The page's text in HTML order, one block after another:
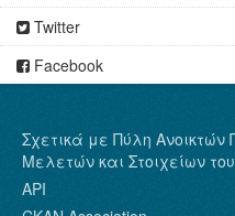
Twitter
Facebook
Σχετικά με Πύλη
Μελετών και Στοιχείων
API